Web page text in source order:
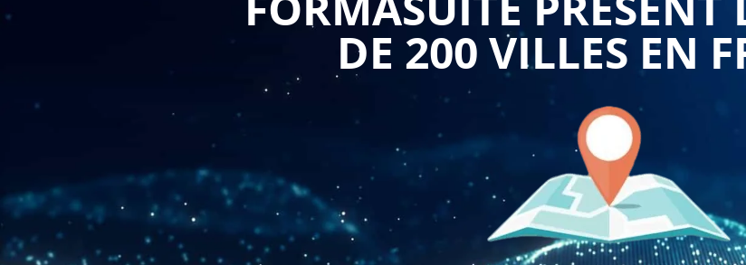
Ce parcours met également l’accent sur la maîtrise de l’interface administrateur. Savoir contrôler
fonctionnalités depuis le back-office permet de vérifier rapidement le comportement des modules et
les paramétrages en toute autonomie. En parallèle, les méthodes de test abordées facilitent l’identification
anomalies avant mise en production, limitant ainsi les risques d’incident, les interruptions de service et
Formasuite
, cette montée en compétence s’inscrit dans un cadre flexible et directement opérationnel.
programme peut être adapté gratuitement en fonction de votre environnement technique, de votre version
Magento ou du niveau de vos équipes. Les sessions sont organisées selon votre planning, afin de s’intégrer
perturber vos cycles projets. De plus, la garantie 1er inscrit permet de maintenir la session même avec un
DE 200 VILLES EN